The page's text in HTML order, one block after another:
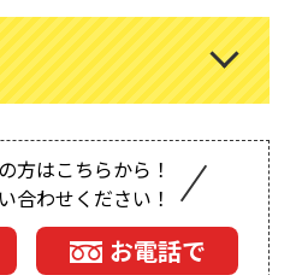
方はこちらから！
合わせください！
お電話で